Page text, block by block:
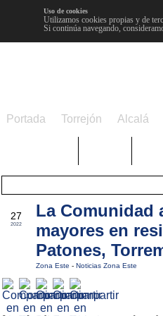
Uso de cookies
Utilizamos cookies propias y de
Si continúa navegando,
Portada Torrejón Alcalá
27
2022
La Comunidad
mayores en
Patones,
Zona Este - Noticias Zona Este